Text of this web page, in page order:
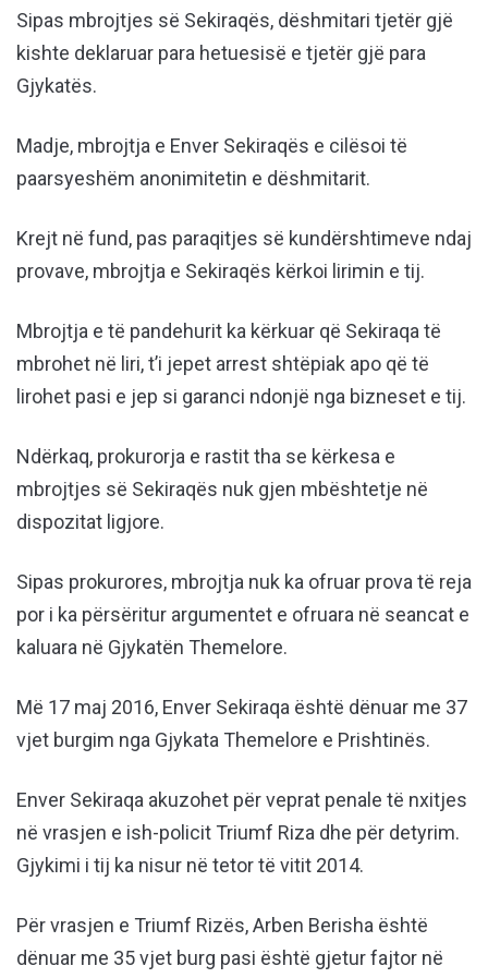
Sipas mbrojtjes së Sekiraqës, dëshmitari tjetër gjë
kishte deklaruar para hetuesisë e tjetër gjë para
Gjykatës.
Madje, mbrojtja e Enver Sekiraqës e cilësoi të
paarsyeshëm anonimitetin e dëshmitarit.
Krejt në fund, pas paraqitjes së kundërshtimeve ndaj
provave, mbrojtja e Sekiraqës kërkoi lirimin e tij.
Mbrojtja e të pandehurit ka kërkuar që Sekiraqa të
mbrohet në liri, t’i jepet arrest shtëpiak apo që të
lirohet pasi e jep si garanci ndonjë nga bizneset e tij.
Ndërkaq, prokurorja e rastit tha se kërkesa e
mbrojtjes së Sekiraqës nuk gjen mbështetje në
dispozitat ligjore.
Sipas prokurores, mbrojtja nuk ka ofruar prova të reja
por i ka përsëritur argumentet e ofruara në seancat e
kaluara në Gjykatën Themelore.
Më 17 maj 2016, Enver Sekiraqa është dënuar me 37
vjet burgim nga Gjykata Themelore e Prishtinës.
Enver Sekiraqa akuzohet për veprat penale të nxitjes
në vrasjen e ish-policit Triumf Riza dhe për detyrim.
Gjykimi i tij ka nisur në tetor të vitit 2014.
Për vrasjen e Triumf Rizës, Arben Berisha është
dënuar me 35 vjet burg pasi është gjetur fajtor në